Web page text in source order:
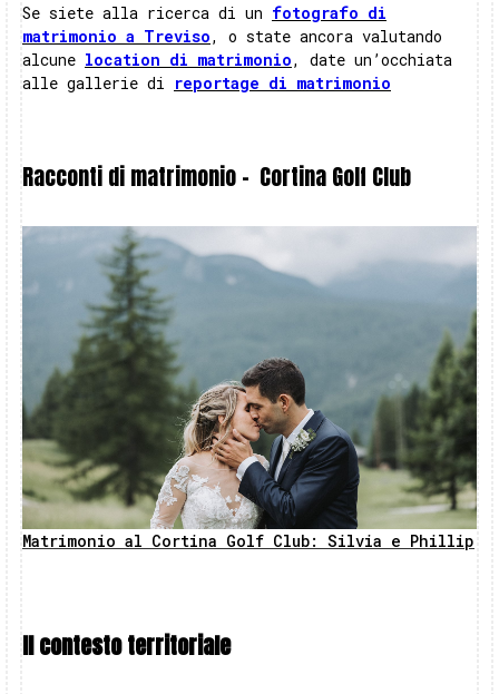
Se siete alla ricerca di un fotografo di
matrimonio a Treviso, o state ancora valutando
alcune location di matrimonio, date un’occhiata
alle gallerie di
reportage di matrimonio
Racconti di matrimonio - Cortina Golf Club
Matrimonio al Cortina Golf Club: Silvia e Phillip
Il contesto territoriale